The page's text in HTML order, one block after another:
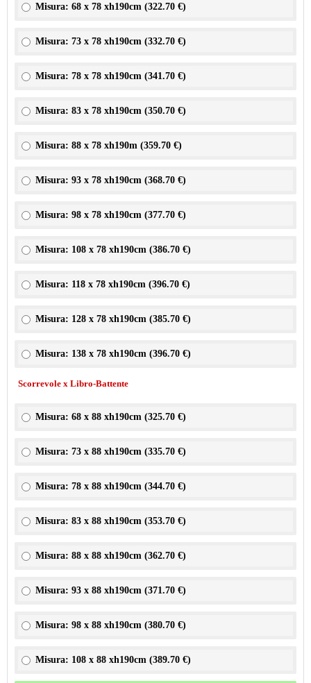
Misura: 68 x 78 xh190cm (322.70 €)
Misura: 73 x 78 xh190cm (332.70 €)
Misura: 78 x 78 xh190cm (341.70 €)
Misura: 83 x 78 xh190cm (350.70 €)
Misura: 88 x 78 xh190m (359.70 €)
Misura: 93 x 78 xh190cm (368.70 €)
Misura: 98 x 78 xh190cm (377.70 €)
Misura: 108 x 78 xh190cm (386.70 €)
Misura: 118 x 78 xh190cm (396.70 €)
Misura: 128 x 78 xh190cm (385.70 €)
Misura: 138 x 78 xh190cm (396.70 €)
Scorrevole x Libro-Battente
Misura: 68 x 88 xh190cm (325.70 €)
Misura: 73 x 88 xh190cm (335.70 €)
Misura: 78 x 88 xh190cm (344.70 €)
Misura: 83 x 88 xh190cm (353.70 €)
Misura: 88 x 88 xh190cm (362.70 €)
Misura: 93 x 88 xh190cm (371.70 €)
Misura: 98 x 88 xh190cm (380.70 €)
Misura: 108 x 88 xh190cm (389.70 €)